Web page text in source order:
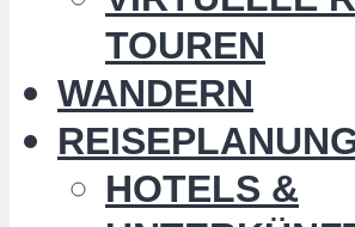
TOUREN
WANDERN
HOTELS &